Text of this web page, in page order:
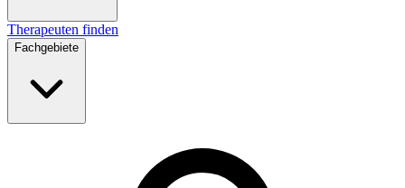
Therapeuten finden
Fachgebiete